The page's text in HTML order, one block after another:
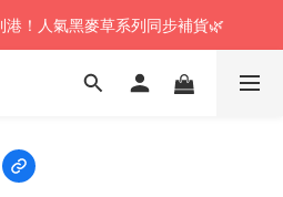
以上即可享本地包郵📦
！人氣黑麥草系列同步補貨🌿
主糧・牧草・小食先試後買✨